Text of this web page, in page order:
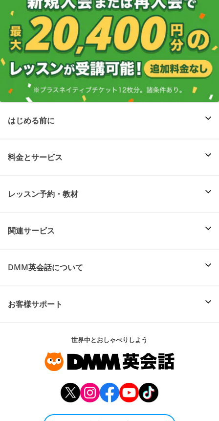
はじめる前に
料金とサービス
レッスン予約・教材
関連サービス
DMM英会話について
お客様サポート
世界中とおしゃべりしよう